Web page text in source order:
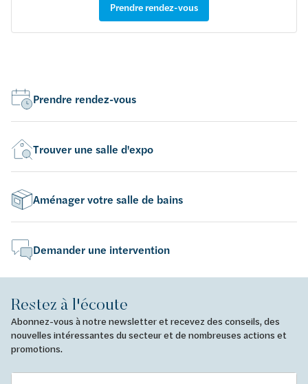
Prendre rendez-vous
Prendre rendez-vous
Trouver une salle d'expo
Aménager votre salle de bains
Demander une intervention
Restez à l'écoute
Abonnez-vous à notre newsletter et recevez des conseils, des
nouvelles intéressantes du secteur et de nombreuses actions et
promotions.